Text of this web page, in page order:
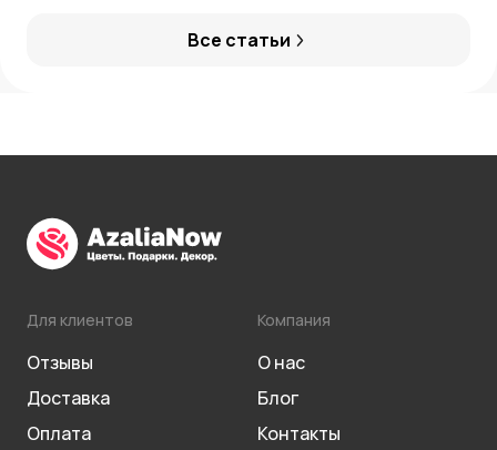
Все статьи
Для клиентов
Отзывы
Доставка
Оплата
Компания
О нас
Блог
Контакты